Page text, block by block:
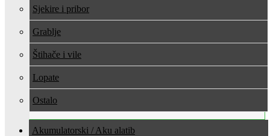
Sjekire i pribor
Grablje
Štihače i vile
Lopate
Ostalo
Akumulatorski / Aku alati